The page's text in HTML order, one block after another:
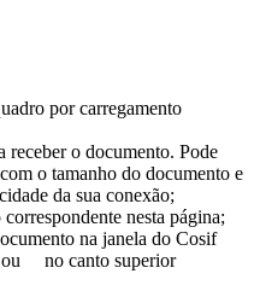
por carregamento
receber o documento. Pode
o tamanho do documento e
da sua conexão;
nesta página;
na janela do Cosif
ou
no canto superior